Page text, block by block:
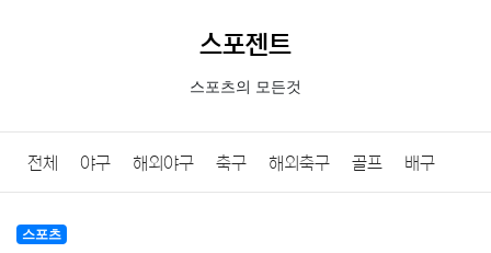
스포젠트
스포츠의 모든것
전체 야구 해외야구 축구 해외축구 골프 배구
농구
스포츠